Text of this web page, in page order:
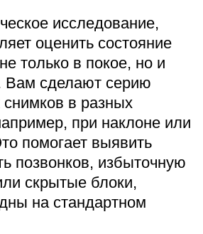
Плехановское лесничество,
квартал 67
исследование,
оценить состояние
только в покое, но и
Вам сделают серию
снимков в разных
при наклоне или
помогает выявить
позвонков, избыточную
скрытые блоки,
на стандартном